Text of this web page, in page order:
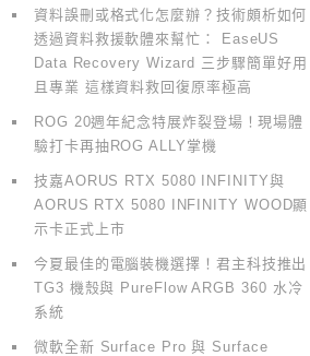
資料誤刪或格式化怎麼辦？技術頗析如何
透過資料救援軟體來幫忙： EaseUS
Data Recovery Wizard 三步驟簡單好用
且專業 這樣資料救回復原率極高
ROG 20週年紀念特展炸裂登場！現場體
驗打卡再抽ROG ALLY掌機
技嘉AORUS RTX 5080 INFINITY與
AORUS RTX 5080 INFINITY WOOD顯
示卡正式上市
今夏最佳的電腦裝機選擇！君主科技推出
TG3 機殼與 PureFlow ARGB 360 水冷
系統
微軟全新 Surface Pro 與 Surface